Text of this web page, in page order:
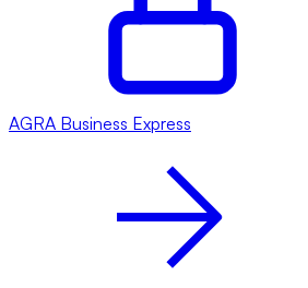
AGRA Business Express